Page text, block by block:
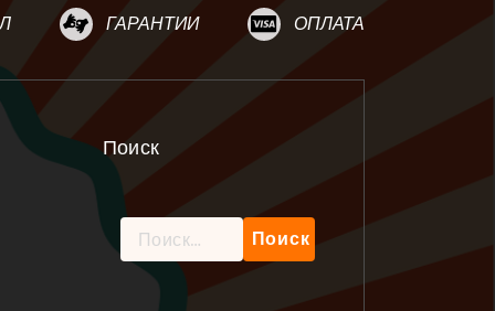
ГАРАНТИИ ОПЛАТА
Поиск
Найти: